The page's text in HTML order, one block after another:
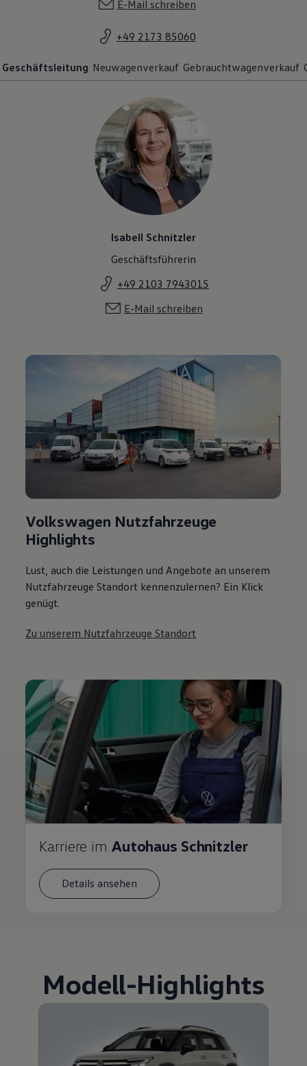
E-Mail schreiben
+49 2173 85060
Geschäftsleitung Neuwagenverkauf Gebrauchtwagenverkauf
Isabell Schnitzler
Geschäftsführerin
+49 2103 7943015
E-Mail schreiben
Volkswagen Nutzfahrzeuge
Highlights
Lust, auch die Leistungen und Angebote an unserem
Nutzfahrzeuge Standort kennenzulernen? Ein Klick
genügt.
Zu unserem Nutzfahrzeuge Standort
Karriere im Autohaus Schnitzler
Details ansehen
Modell-Highlights